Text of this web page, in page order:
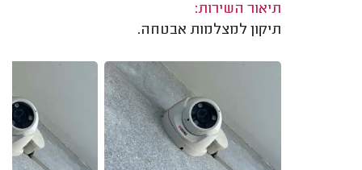
תיאור השירות:
תיקון למצלמות אבטחה.